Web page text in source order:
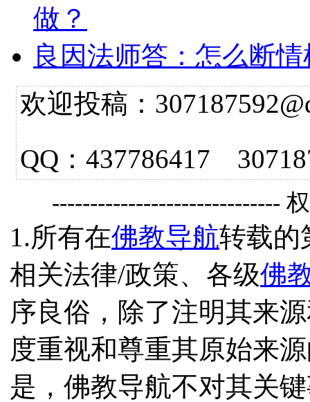
做？
良因法师答：怎么断
欢迎投稿：
QQ：437786417
------------------------------
1.所有在佛教导航转载的
相关法律/政策、各级佛
序良俗，除了注明其来
度重视和尊重其原始来
是，佛教导航不对其关